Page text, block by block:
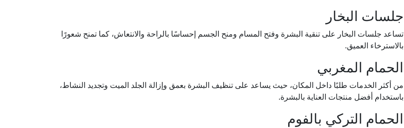
جلسات البخار
تساعد جلسات البخار على تنقية البشرة وفتح المسام ومنح الجسم إحساسًا بالراحة والانتعاش، كما تمنح شعورًا
بالاسترخاء العميق.
الحمام المغربي
من أكثر الخدمات طلبًا داخل المكان، حيث يساعد على تنظيف البشرة بعمق وإزالة الجلد الميت وتجديد النشاط،
باستخدام أفضل منتجات العناية بالبشرة.
الحمام التركي بالفوم